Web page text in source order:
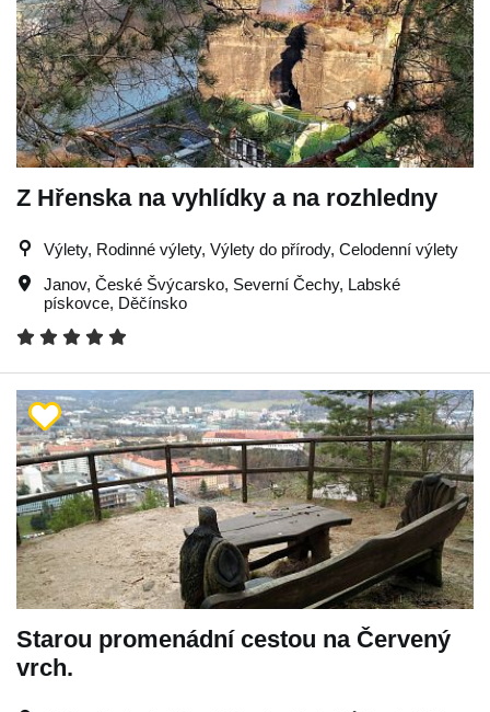
Z Hřenska na vyhlídky a na rozhledny
Výlety, Rodinné výlety, Výlety do přírody, Celodenní výlety
Janov, České Švýcarsko, Severní Čechy, Labské
pískovce, Děčínsko
Starou promenádní cestou na Červený
vrch.